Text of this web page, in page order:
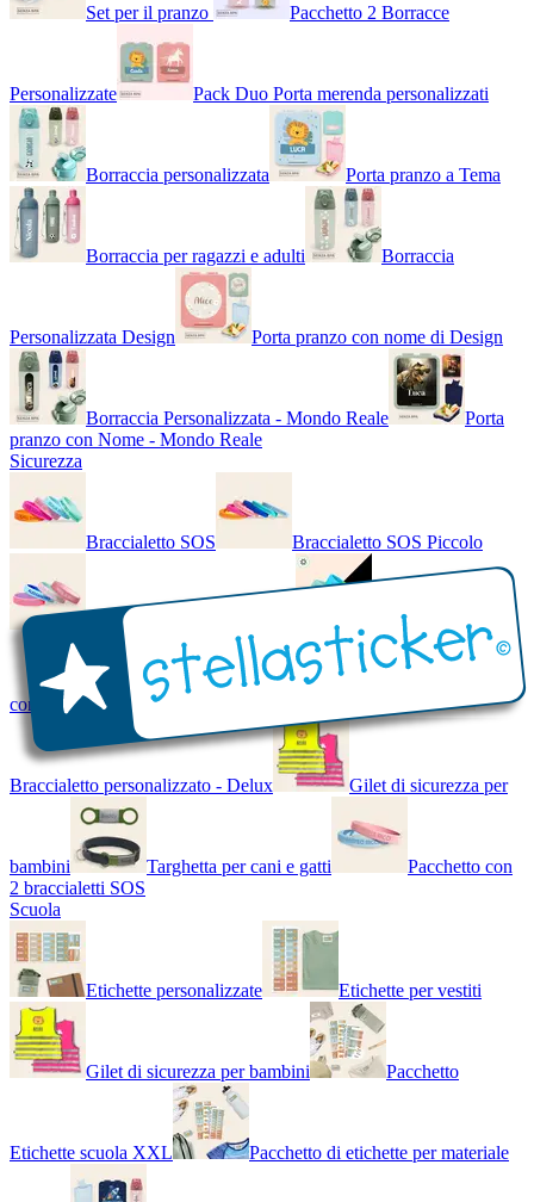
Set per il pranzo Pacchetto 2 Borracce
Personalizzate Pack Duo Porta merenda personalizzati
Borraccia personalizzata Porta pranzo a Tema
Borraccia per ragazzi e adulti Borraccia
Personalizzata Design Porta pranzo con nome di Design
Borraccia Personalizzata - Mondo Reale
Porta
pranzo con Nome - Mondo Reale
Sicurezza
Braccialetto SOS Braccialetto SOS Piccolo
Braccialetto SOS - Bicolore Braccialetto SOS
con Nome - Luminoso
Braccialetto personalizzato - Delux Gilet di sicurezza per
bambini Targhetta per cani e gatti
Pacchetto con
2 braccialetti SOS
Scuola
Etichette personalizzate Etichette per vestiti
Gilet di sicurezza per bambini Pacchetto
Etichette scuola XXL Pacchetto di etichette per materiale